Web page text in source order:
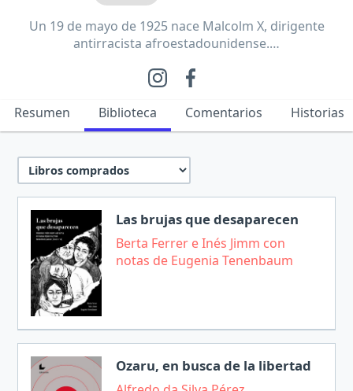
Un 19 de mayo de 1925 nace Malcolm X, dirigente
antirracista afroestadounidense.…
Resumen Biblioteca Comentarios Historias
Las brujas que desaparecen
Berta Ferrer e Inés Jimm con
notas de Eugenia Tenenbaum
Ozaru, en busca de la libertad